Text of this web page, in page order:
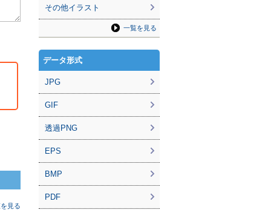
見る
その他イラスト
一覧を見る
データ形式
JPG
GIF
透過PNG
EPS
BMP
PDF